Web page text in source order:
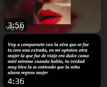
3:56
4:36